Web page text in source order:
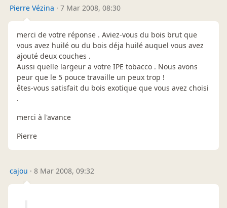
Pierre Vézina · 7 Mar 2008, 08:30
merci de votre réponse . Aviez-vous du bois brut que
vous avez huilé ou du bois déja huilé auquel vous avez
ajouté deux couches .
Aussi quelle largeur a votre IPE tobacco . Nous avons
peur que le 5 pouce travaille un peux trop !
êtes-vous satisfait du bois exotique que vous avez choisi
.
merci à l'avance
Pierre
cajou · 8 Mar 2008, 09:32